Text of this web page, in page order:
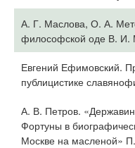
А. Г. Маслова, О. А.
философской оде В. И.
Евгений Ефимовский.
публицистике
А. В. Петров.
Фортуны в
Москве на масленой»